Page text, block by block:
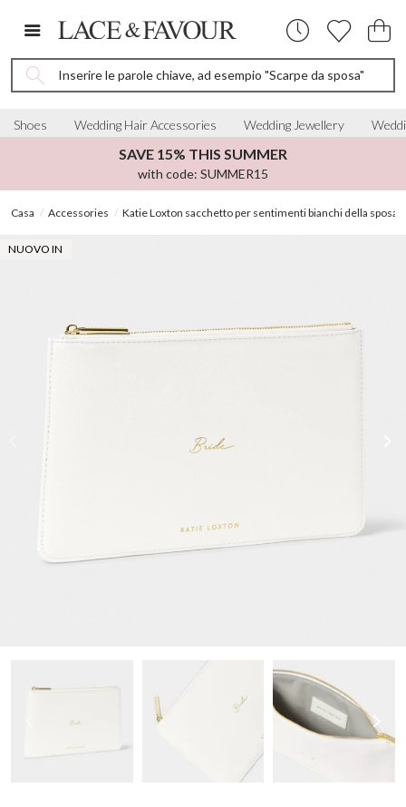
Inserire le parole chiave, ad esempio "Scarpe da sposa"
Shoes Wedding Hair Accessories Wedding Jewellery
SAVE 15% THIS SUMMER
with code: SUMMER15
Casa Accessories Katie Loxton sacchetto per sentimenti bianchi della sposa
NUOVO IN